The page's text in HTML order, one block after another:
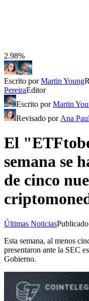
2.98%
Escrito porMartin Young
PereiraEditor
Escrito porMartin
Revisado por Ana
El
semana se
de cinco
Últimas NoticiasPublicado
Esta semana, al menos
presentaron ante la SEC
Gobierno.